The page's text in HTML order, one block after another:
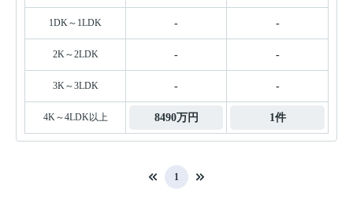
1DK～1LDK - -
2K～2LDK - -
3K～3LDK - -
4K～4LDK以上 8490万円 1件
1